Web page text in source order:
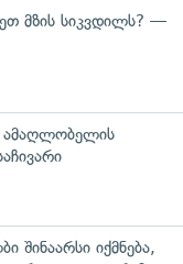
მზის სიკვდილს? —
ამაღლობელის
შინაარსი იქმნება,